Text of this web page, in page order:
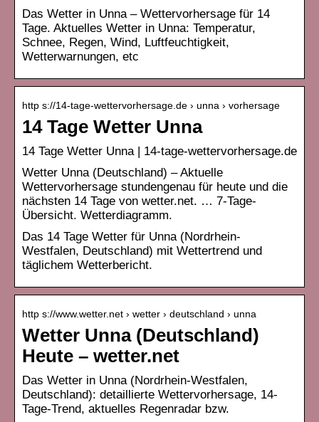
Das Wetter in Unna – Wettervorhersage für 14
Tage. Aktuelles Wetter in Unna: Temperatur,
Schnee, Regen, Wind, Luftfeuchtigkeit,
Wetterwarnungen, etc
http s://14-tage-wettervorhersage.de › unna › vorhersage
14 Tage Wetter Unna
14 Tage Wetter Unna | 14-tage-wettervorhersage.de
Wetter Unna (Deutschland) – Aktuelle
Wettervorhersage stundengenau für heute und die
nächsten 14 Tage von wetter.net. … 7-Tage-
Übersicht. Wetterdiagramm.
Das 14 Tage Wetter für Unna (Nordrhein-
Westfalen, Deutschland) mit Wettertrend und
täglichem Wetterbericht.
http s://www.wetter.net › wetter › deutschland › unna
Wetter Unna (Deutschland)
Heute – wetter.net
Das Wetter in Unna (Nordrhein-Westfalen,
Deutschland): detaillierte Wettervorhersage, 14-
Tage-Trend, aktuelles Regenradar bzw.